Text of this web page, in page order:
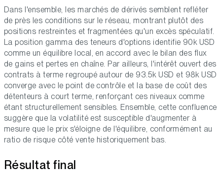
Dans l'ensemble, les marchés de dérivés semblent refléter
de près les conditions sur le réseau, montrant plutôt des
positions restreintes et fragmentées qu'un excès spéculatif.
La position gamma des teneurs d'options identifie 90k USD
comme un équilibre local, en accord avec le bilan des flux
de gains et pertes en chaîne. Par ailleurs, l'intérêt ouvert des
contrats à terme regroupé autour de 93.5k USD et 98k USD
converge avec le point de contrôle et la base de coût des
détenteurs à court terme, renforçant ces niveaux comme
étant structurellement sensibles. Ensemble, cette confluence
suggère que la volatilité est susceptible d'augmenter à
mesure que le prix s'éloigne de l'équilibre, conformément au
ratio de risque côté vente historiquement bas.
Résultat final